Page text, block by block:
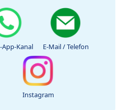
Kanal E-Mail / Telefon
Instagram